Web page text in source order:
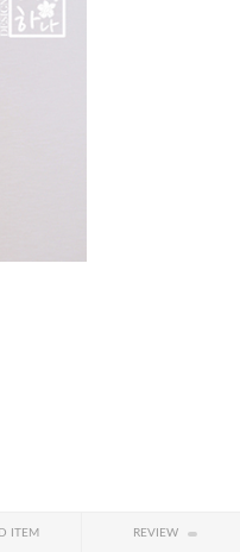
ITEM REVIEW